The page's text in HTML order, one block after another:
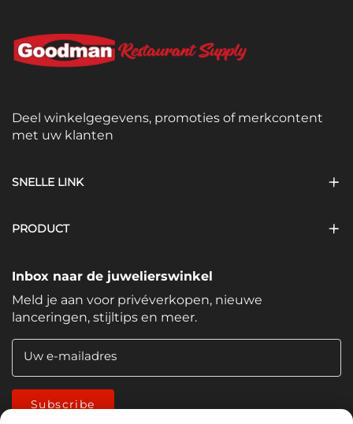
Deel winkelgegevens, promoties of merkcontent
met uw klanten
SNELLE LINK
PRODUCT
Inbox naar de juwelierswinkel
Meld je aan voor privéverkopen, nieuwe
lanceringen, stijltips en meer.
Uw e-mailadres
Subscribe